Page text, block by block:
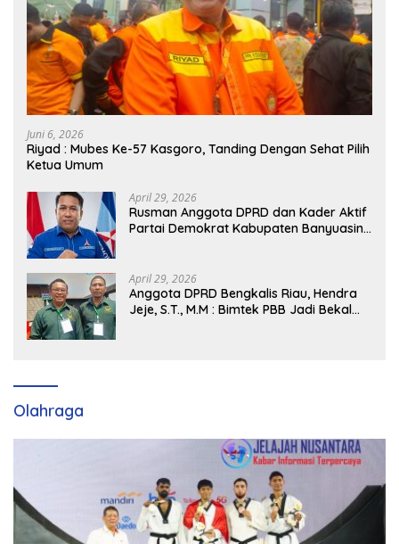
Juni 6, 2026
Riyad : Mubes Ke-57 Kasgoro, Tanding Dengan Sehat Pilih
Ketua Umum
April 29, 2026
Rusman Anggota DPRD dan Kader Aktif
Partai Demokrat Kabupaten Banyuasin
April 29, 2026
Anggota DPRD Bengkalis Riau, Hendra
Jeje, S.T., M.M : Bimtek PBB Jadi Bekal
Olahraga